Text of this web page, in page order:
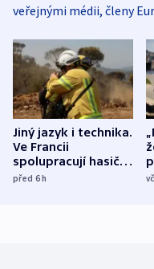
veřejnými médii, členy
Jiný jazyk i technika.
Ve Francii
spolupracují hasiči z
různých zemí
před 6h